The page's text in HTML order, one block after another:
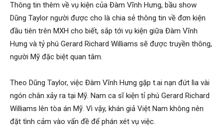
Thông tin thêm về vụ kiện của Đàm Vĩnh Hưng, bầu show
Dũng Taylor người được cho là chia sẻ thông tin về đơn kiện
đầu tiên trên MXH cho biết, sắp tới vụ kiện giữa Đàm Vĩnh
Hưng và tỷ phú Gerard Richard Williams sẽ được truyền thông,
người Mỹ đặc biệt quan tâm.
Theo Dũng Taylor, việc Đàm Vĩnh Hưng gặp t.ai nạn đứt lìa vài
ngón chân xảy ra tại Mỹ. Nam ca sĩ kiện tỉ phú Gerard Richard
Williams lên tòa án Mỹ. Vì vậy, khán giả Việt Nam không nên
đặt tình cảm vào vấn đề để phán xét vụ việc.